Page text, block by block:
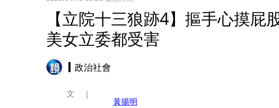
【立院十三狼跡4】摳手心摸
美女立委都受害
政治社會
文
黃揚明